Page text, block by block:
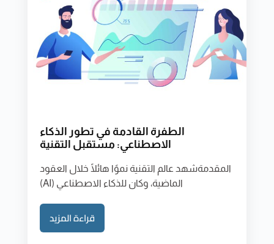
الطفرة القادمة في تطور الذكاء
الاصطناعي: مستقبل التقنية
المقدمةشهد عالم التقنية نموًا هائلًا خلال العقود
الماضية، وكان للذكاء الاصطناعي (AI)
قراءة المزيد